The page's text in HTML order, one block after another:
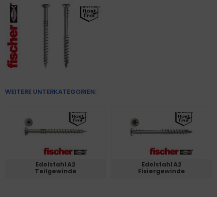
WEITERE UNTERKATEGORIEN:
Edelstahl A2
Teilgewinde
Edelstahl A2
Fixiergewinde